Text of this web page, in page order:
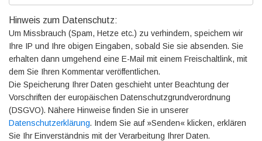
Hinweis zum Datenschutz:
Um Missbrauch (Spam, Hetze etc.) zu verhindern, speichern wir
Ihre IP und Ihre obigen Eingaben, sobald Sie sie absenden. Sie
erhalten dann umgehend eine E-Mail mit einem Freischaltlink, mit
dem Sie Ihren Kommentar veröffentlichen.
Die Speicherung Ihrer Daten geschieht unter Beachtung der
Vorschriften der europäischen Datenschutzgrundverordnung
(DSGVO). Nähere Hinweise finden Sie in unserer
Datenschutzerklärung. Indem Sie auf »Senden« klicken, erklären
Sie Ihr Einverständnis mit der Verarbeitung Ihrer Daten.